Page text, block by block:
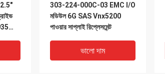
303-224-000C-03 EMC I/O
মডিউল 6G SAS Vnx5200
পাওয়ার সাপ্লাই রিপ্লেসমেন্ট
ভালো দাম